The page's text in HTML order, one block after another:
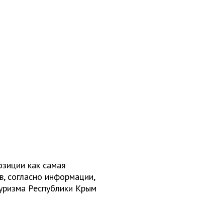
как самая
согласно информации,
Республики Крым